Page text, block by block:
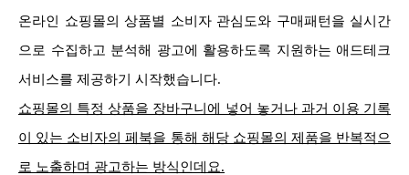
온라인 쇼핑몰의 상품별 소비자 관심도와 구매패턴을 실시간
으로 수집하고 분석해 광고에 활용하도록 지원하는 애드테크
서비스를 제공하기 시작했습니다.
쇼핑몰의 특정 상품을 장바구니에 넣어 놓거나 과거 이용 기록
이 있는 소비자의 페북을 통해 해당 쇼핑몰의 제품을 반복적으
로 노출하며 광고하는 방식인데요.